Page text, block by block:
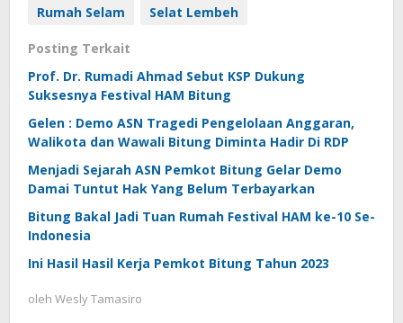
Rumah Selam
Selat Lembeh
Posting Terkait
Prof. Dr. Rumadi Ahmad Sebut KSP Dukung
Suksesnya Festival HAM Bitung
Gelen : Demo ASN Tragedi Pengelolaan Anggaran,
Walikota dan Wawali Bitung Diminta Hadir Di RDP
Menjadi Sejarah ASN Pemkot Bitung Gelar Demo
Damai Tuntut Hak Yang Belum Terbayarkan
Bitung Bakal Jadi Tuan Rumah Festival HAM ke-10 Se-
Indonesia
Ini Hasil Hasil Kerja Pemkot Bitung Tahun 2023
oleh Wesly Tamasiro